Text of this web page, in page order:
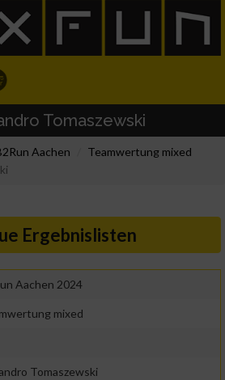
Tomaszewski
Aachen
Teamwertung mixed
Ergebnislisten
Aachen 2024
mixed
Tomaszewski